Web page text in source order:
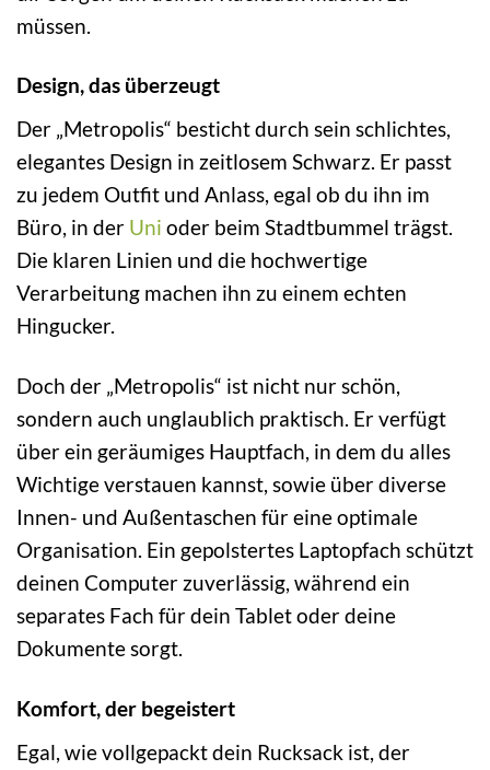
müssen.
Design, das überzeugt
Der „Metropolis“ besticht durch sein schlichtes,
elegantes Design in zeitlosem Schwarz. Er passt
zu jedem Outfit und Anlass, egal ob du ihn im
Büro, in der Uni oder beim Stadtbummel trägst.
Die klaren Linien und die hochwertige
Verarbeitung machen ihn zu einem echten
Hingucker.
Doch der „Metropolis“ ist nicht nur schön,
sondern auch unglaublich praktisch. Er verfügt
über ein geräumiges Hauptfach, in dem du alles
Wichtige verstauen kannst, sowie über diverse
Innen- und Außentaschen für eine optimale
Organisation. Ein gepolstertes Laptopfach schützt
deinen Computer zuverlässig, während ein
separates Fach für dein Tablet oder deine
Dokumente sorgt.
Komfort, der begeistert
Egal, wie vollgepackt dein Rucksack ist, der